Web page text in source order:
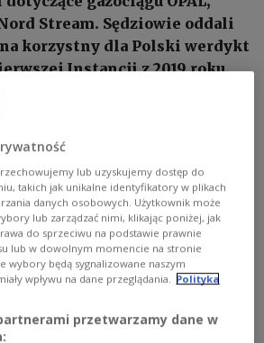
Stream. Sędziowie oddali
korzystny dla Polski werdykt
Instancji z 2019 roku.
Fotyga
lub uzyskujemy dostęp do
takich jak unikalne identyfikatory w plikach
danych osobowych. Użytkownik może
lub zarządzać nimi, klikając poniżej, jak
do sprzeciwu na podstawie prawnie
lub w dowolnym momencie na stronie
wybory będą sygnalizowane naszym
wpływu na dane przeglądania. Polityka
przetwarzamy dane w